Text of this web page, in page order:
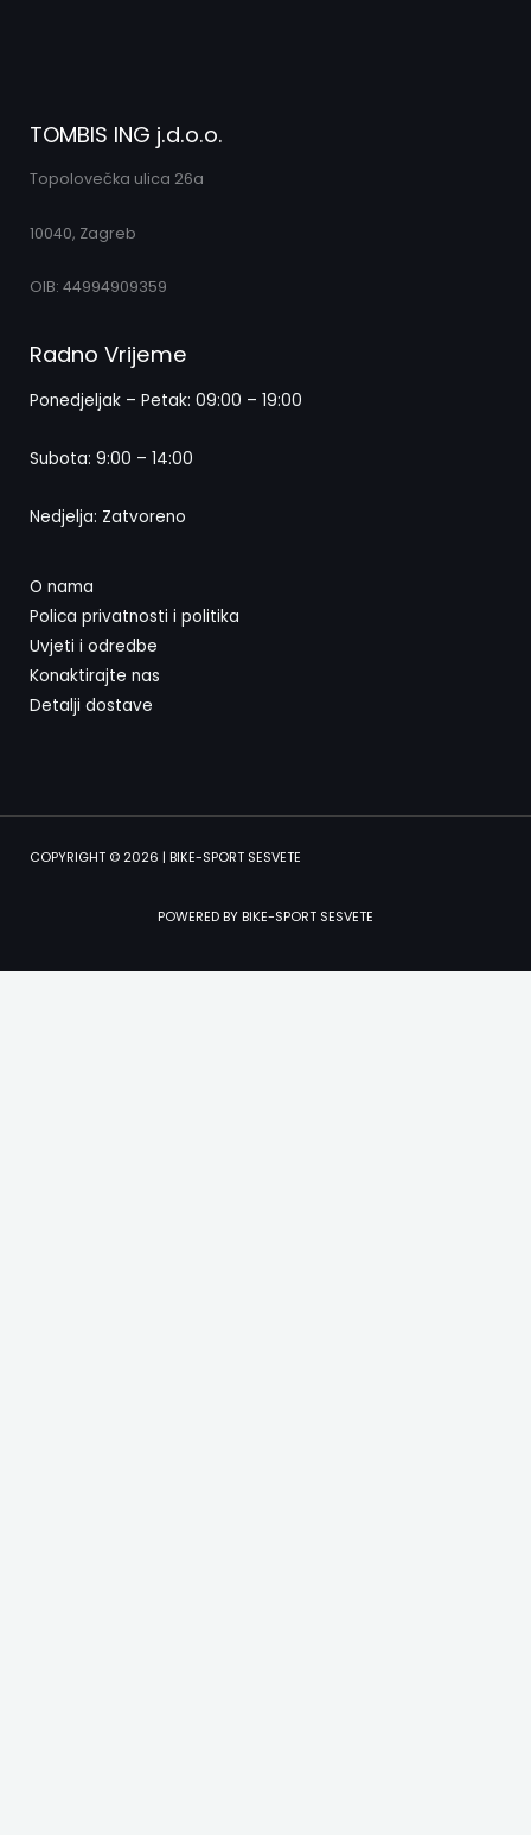
TOMBIS ING j.d.o.o.
Topolovečka ulica 26a
10040, Zagreb
OIB: 44994909359
Radno Vrijeme
Ponedjeljak – Petak: 09:00 – 19:00
Subota: 9:00 – 14:00
Nedjelja: Zatvoreno
O nama
Polica privatnosti i politika
Uvjeti i odredbe
Konaktirajte nas
Detalji dostave
COPYRIGHT © 2026 | BIKE-SPORT SESVETE
POWERED BY BIKE-SPORT SESVETE